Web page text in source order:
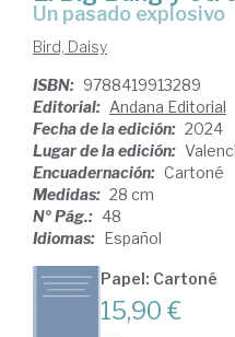
un pasado explosivo
Bird, Daisy
ISBN: 9788419913289
Editorial: Andana Editorial
Fecha de la edición: 2024
Lugar de la edición:
Encuadernación: Cartoné
Medidas: 28 cm
Nº Pág.: 48
Idiomas: Español
Papel: Cartoné
15,90 €